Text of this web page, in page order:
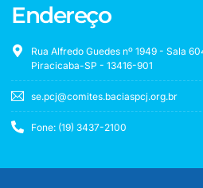
Endereço
Rua Alfredo Guedes nº 1949 - Sala
Piracicaba-SP - 13416-901
se.pcj@comites.baciaspcj.org.br
Fone: (19) 3437-2100